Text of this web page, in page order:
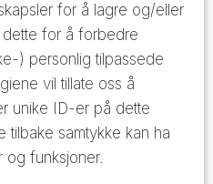
for å lagre og/eller
dette for å forbedre
) personlig tilpassede
vil tillate oss å
unike ID-er på dette
tilbake samtykke kan ha
og funksjoner.